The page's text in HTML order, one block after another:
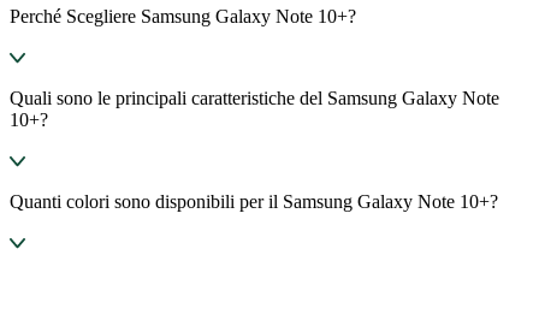
Perché Scegliere Samsung Galaxy Note 10+?
Quali sono le principali caratteristiche del Samsung Galaxy Note
10+?
Quanti colori sono disponibili per il Samsung Galaxy Note 10+?